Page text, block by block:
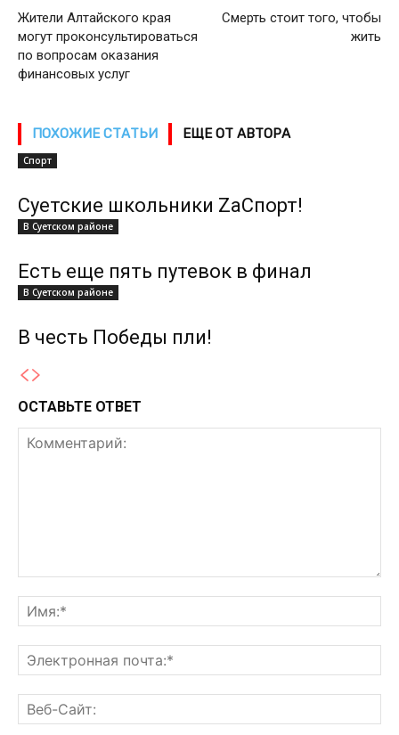
Жители Алтайского края
могут проконсультироваться
по вопросам оказания
финансовых услуг
Смерть стоит того, чтобы
жить
ПОХОЖИЕ СТАТЬИ ЕЩЕ ОТ АВТОРА
Спорт
Суетские школьники ZаСпорт!
В Суетском районе
Есть еще пять путевок в финал
В Суетском районе
В честь Победы пли!
ОСТАВЬТЕ ОТВЕТ